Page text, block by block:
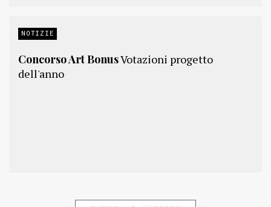
NOTIZIE
Concorso Art BonusVotazioni progetto
dell'anno